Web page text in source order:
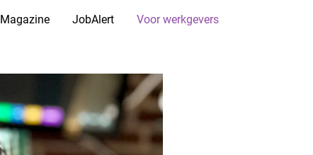
Magazine JobAlert Voor werkgevers